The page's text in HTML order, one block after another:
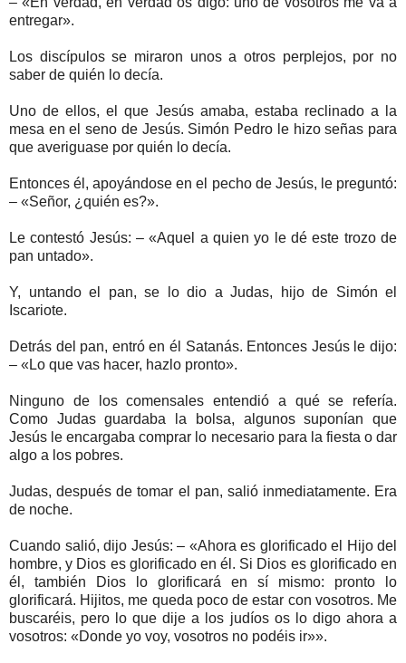
entregar».
Los discípulos se miraron unos a otros perplejos, por no
saber de quién lo decía.
Uno de ellos, el que Jesús amaba, estaba reclinado a la
mesa en el seno de Jesús. Simón Pedro le hizo señas para
que averiguase por quién lo decía.
Entonces él, apoyándose en el pecho de Jesús, le preguntó:
– «Señor, ¿quién es?».
Le contestó Jesús: – «Aquel a quien yo le dé este trozo de
pan untado».
Y, untando el pan, se lo dio a Judas, hijo de Simón el
Iscariote.
Detrás del pan, entró en él Satanás. Entonces Jesús le dijo:
– «Lo que vas hacer, hazlo pronto».
Ninguno de los comensales entendió a qué se refería.
Como Judas guardaba la bolsa, algunos suponían que
Jesús le encargaba comprar lo necesario para la fiesta o dar
algo a los pobres.
Judas, después de tomar el pan, salió inmediatamente. Era
de noche.
Cuando salió, dijo Jesús: – «Ahora es glorificado el Hijo del
hombre, y Dios es glorificado en él. Si Dios es glorificado en
él, también Dios lo glorificará en sí mismo: pronto lo
glorificará. Hijitos, me queda poco de estar con vosotros. Me
buscaréis, pero lo que dije a los judíos os lo digo ahora a
vosotros: «Donde yo voy, vosotros no podéis ir»».